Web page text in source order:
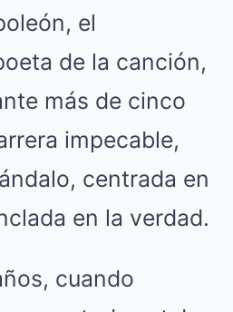
el
de la canción,
más de cinco
impecable,
centrada en
en la verdad.
cuando